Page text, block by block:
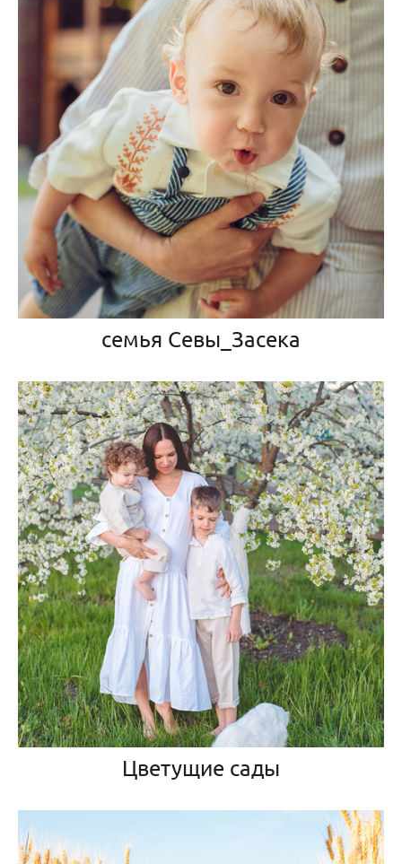
семья Севы_Засека
Цветущие сады